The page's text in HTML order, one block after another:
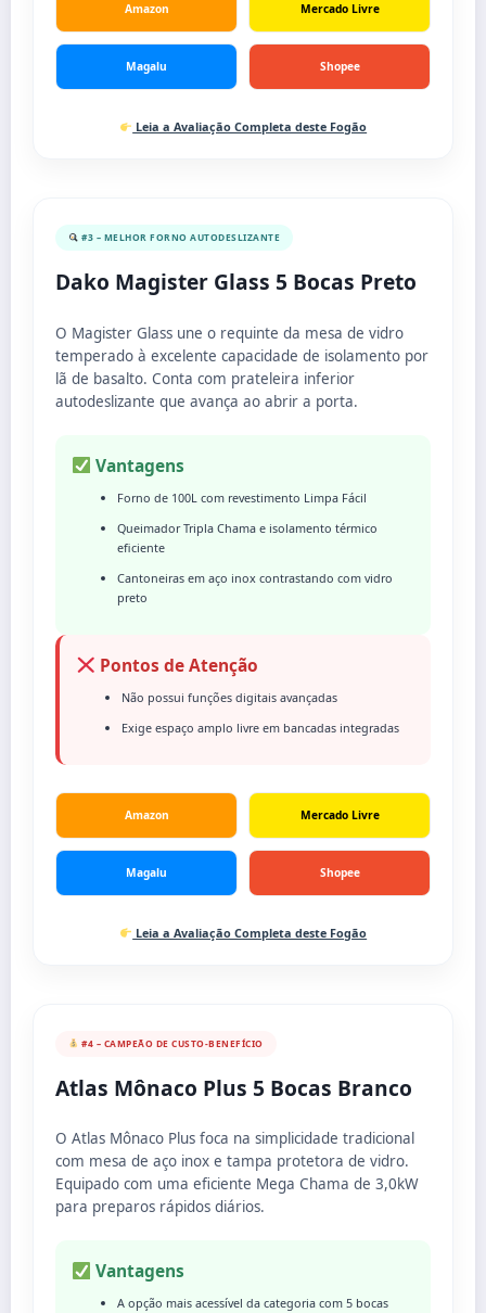
Amazon Mercado Livre
Magalu Shopee
Leia a Avaliação Completa deste Fogão
#3 – MELHOR FORNO AUTODESLIZANTE
Dako Magister Glass 5 Bocas Preto
O Magister Glass une o requinte da mesa de vidro
temperado à excelente capacidade de isolamento por
lã de basalto. Conta com prateleira inferior
autodeslizante que avança ao abrir a porta.
Vantagens
Forno de 100L com revestimento Limpa Fácil
Queimador Tripla Chama e isolamento térmico
eficiente
Cantoneiras em aço inox contrastando com vidro
preto
Pontos de Atenção
Não possui funções digitais avançadas
Exige espaço amplo livre em bancadas integradas
Amazon Mercado Livre
Magalu Shopee
Leia a Avaliação Completa deste Fogão
#4 – CAMPEÃO DE CUSTO-BENEFÍCIO
Atlas Mônaco Plus 5 Bocas Branco
O Atlas Mônaco Plus foca na simplicidade tradicional
com mesa de aço inox e tampa protetora de vidro.
Equipado com uma eficiente Mega Chama de 3,0kW
para preparos rápidos diários.
Vantagens
A opção mais acessível da categoria com 5 bocas